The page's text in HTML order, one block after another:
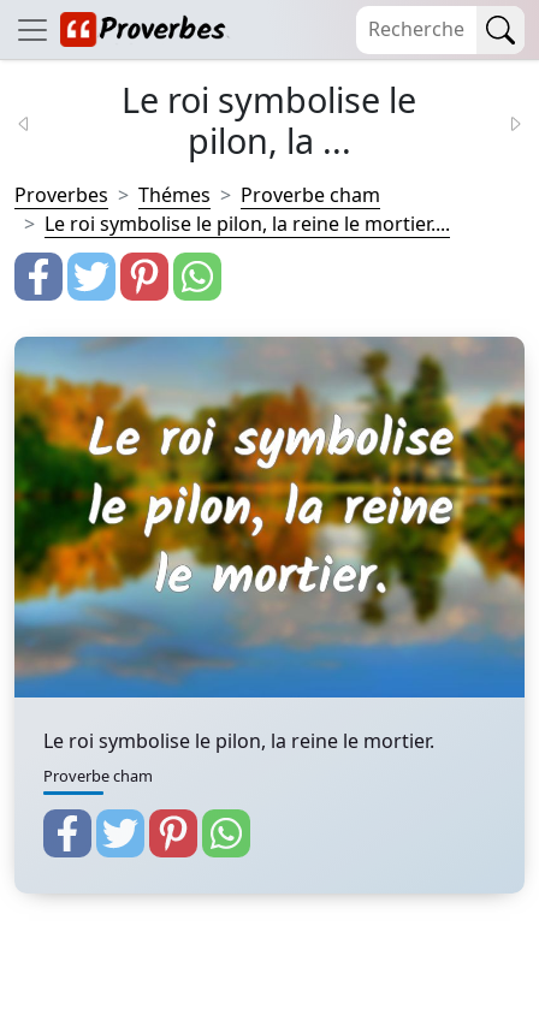
Le roi symbolise le
pilon, la ...
Proverbes Thémes
Proverbe cham
Le roi symbolise le pilon, la reine le mortier....
Le roi symbolise le pilon, la reine le mortier.
Proverbe cham